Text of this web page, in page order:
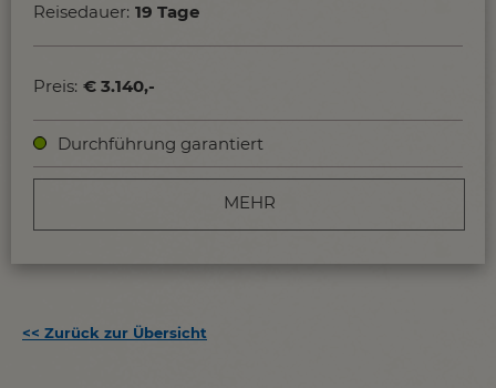
Reisedauer: 19 Tage
Preis: € 3.140,-
Durchführung garantiert
MEHR
<< Zurück zur Übersicht